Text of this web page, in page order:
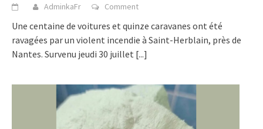
AdminkaFr Comment
Une centaine de voitures et quinze caravanes ont été
ravagées par un violent incendie à Saint-Herblain, près de
Nantes. Survenu jeudi 30 juillet [...]